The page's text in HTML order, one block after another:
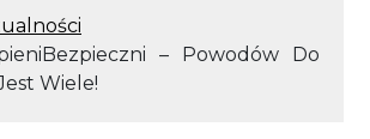
NAWIGACYJNA
– Powodów Do
Wiele!